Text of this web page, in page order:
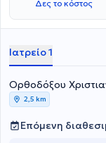
Δες το κόστος
Ιατρείο 1
Ορθοδόξου
2,5 km
Επόμενη